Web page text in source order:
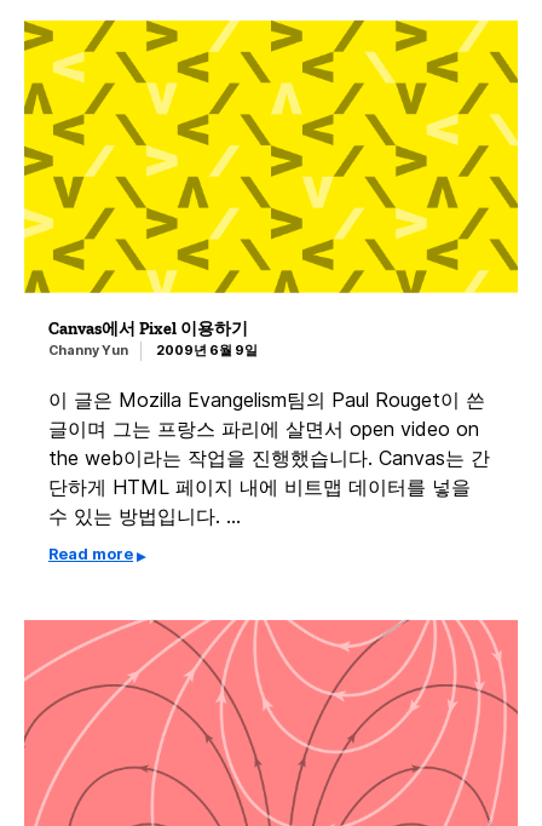
Canvas에서 Pixel 이용하기
Channy Yun 2009년 6월 9일
이 글은 Mozilla Evangelism팀의 Paul Rouget이 쓴
글이며 그는 프랑스 파리에 살면서 open video on
the web이라는 작업을 진행했습니다. Canvas는 간
단하게 HTML 페이지 내에 비트맵 데이터를 넣을
수 있는 방법입니다. …
Read more